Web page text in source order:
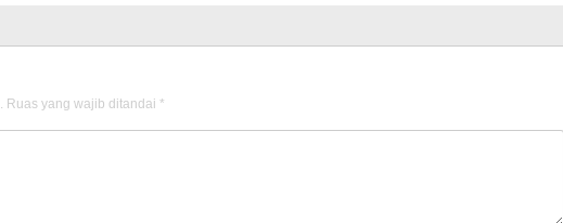
Ruas yang wajib ditandai *